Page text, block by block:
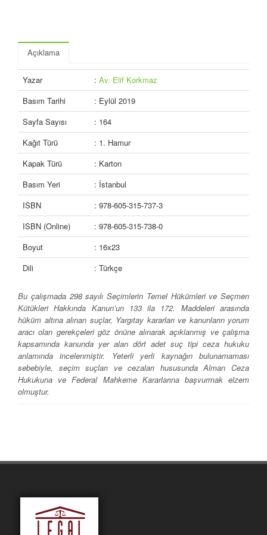
Açıklama
Yazar : Av. Elif Korkmaz
Basım Tarihi
: Eylül 2019
Sayfa Sayısı
: 164
Kağıt Türü
: 1. Hamur
Kapak Türü
: Karton
Basım Yeri
: İstanbul
ISBN
: 978-605-315-737-3
ISBN (Online)
: 978-605-315-738-0
Boyut
: 16x23
Dili
: Türkçe
Bu çalışmada 298 sayılı Seçimlerin Temel Hükümleri ve Seçmen
Kütükleri Hakkında Kanun’un 133 ila 172. Maddeleri arasında
hüküm altına alınan suçlar, Yargıtay kararları ve kanunların yorum
aracı olan gerekçeleri göz önüne alınarak açıklanmış ve çalışma
kapsamında kanunda yer alan dört adet suç tipi ceza hukuku
anlamında incelenmiştir. Yeterli yerli kaynağın bulunamaması
sebebiyle, seçim suçları ve cezaları hususunda Alman Ceza
Hukukuna ve Federal Mahkeme Kararlarına başvurmak elzem
olmuştur.
A. Demokrasi 5
1. Demokrasi Kavramı 5
2. Demokrasi Teorileri ve Demokrasinin Temel İlkeleri 8